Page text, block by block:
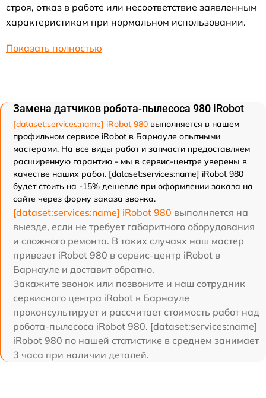
строя, отказ в работе или несоответствие заявленным
характеристикам при нормальном использовании.
Показать полностью
Замена датчиков робота-пылесоса 980 iRobot
[dataset:services:name] iRobot 980 выполняется в нашем
профильном сервисе iRobot в Барнауле опытными
мастерами. На все виды работ и запчасти предоставляем
расширенную гарантию - мы в сервис-центре уверены в
качестве наших работ. [dataset:services:name] iRobot 980
будет стоить на -15% дешевле при оформлении заказа на
сайте через форму заказа звонка.
[dataset:services:name] iRobot 980 выполняется на
выезде, если не требует габаритного оборудования
и сложного ремонта. В таких случаях наш мастер
привезет iRobot 980 в сервис-центр iRobot в
Барнауле и доставит обратно.
Закажите звонок или позвоните и наш сотрудник
сервисного центра iRobot в Барнауле
проконсультирует и рассчитает стоимость работ над
робота-пылесоса iRobot 980. [dataset:services:name]
iRobot 980 по нашей статистике в среднем занимает
3 часа при наличии деталей.